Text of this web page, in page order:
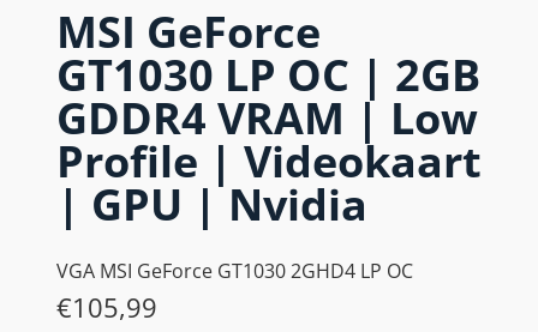
MSI GeForce
GT1030 LP OC | 2GB
GDDR4 VRAM | Low
Profile | Videokaart
| GPU | Nvidia
VGA MSI GeForce GT1030 2GHD4 LP OC
€105,99